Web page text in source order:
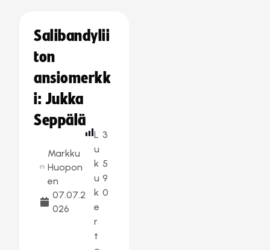
Salibandylii
ton
ansiomerkk
i: Jukka
Seppälä
Markku
Huopon
en
07.07.2
026
L
u
k
u
k
e
r
t
3
5
9
0